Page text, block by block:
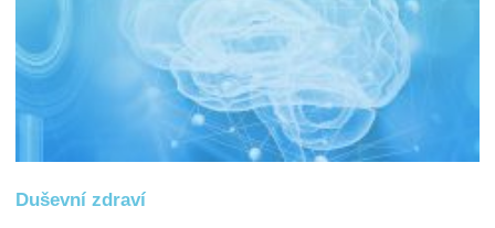
Duševní zdraví